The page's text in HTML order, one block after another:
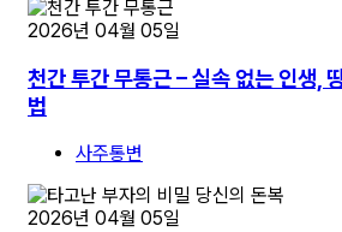
2026년 04월 05일
천간 투간 무통근 – 실속 없는 인생,
법
사주통변
2026년 04월 05일